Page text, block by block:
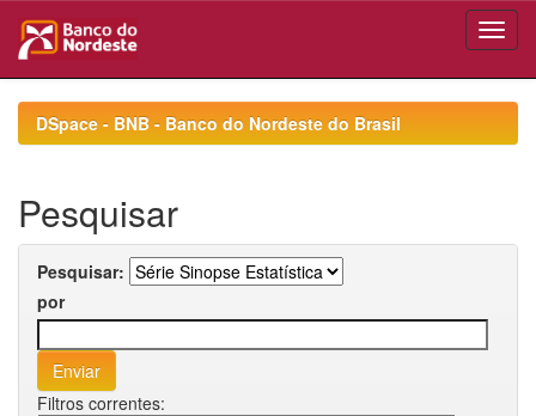
navigationDSpace - BNB - Banco do Nordeste do Brasil
Pesquisar
Pesquisar:
por
Filtros correntes: